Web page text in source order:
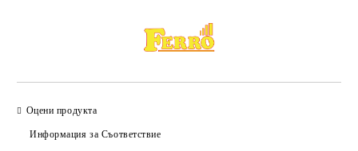
Оцени продукта
Информация за Съответствие